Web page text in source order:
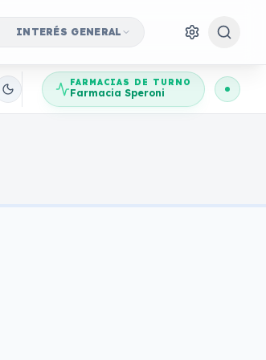
INTERÉS GENERAL
Banco Central para robar ahorros
FARMACIAS DE TURNO
Farmacia Speroni